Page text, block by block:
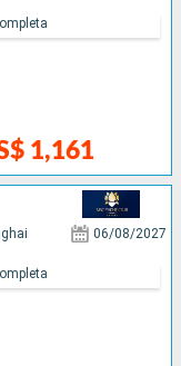
1,161
06/08/2027